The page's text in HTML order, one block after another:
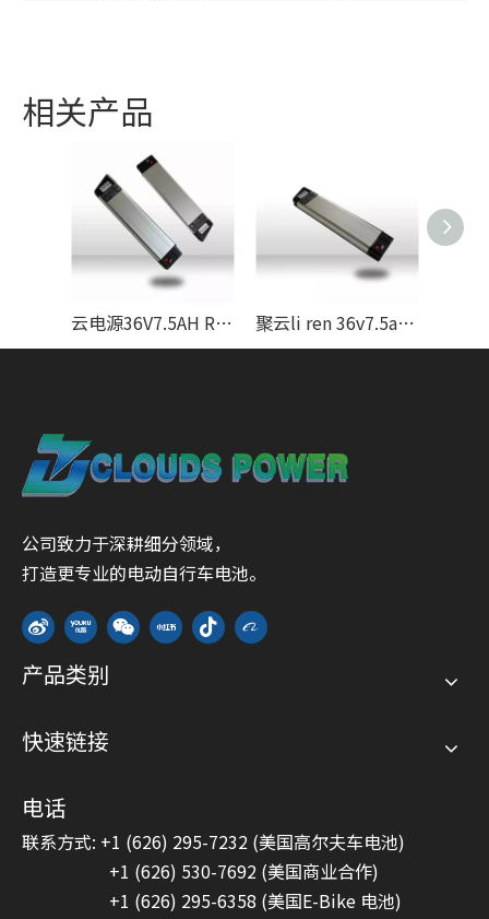
相关产品
云电源36V7.5AH RAPIER类型锂电池电池制造商带有USB EN50604 聚云li ren 36v7.5ah剑杆型锂电池制造商用于ebike
公司致力于深耕细分领域，
打造更专业的电动自行车电池。
产品类别
快速链接
电话
联系方式: +1 (626) 295-7232 (美国高尔夫车电池)
+1 (626) 530-7692 (美国商业合作)
+1 (626) 295-6358 (美国E-Bike 电池)